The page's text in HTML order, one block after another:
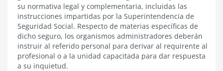
su normativa legal y complementaria, incluidas las
instrucciones impartidas por la Superintendencia de
Seguridad Social. Respecto de materias específicas de
dicho seguro, los organismos administradores deberán
instruir al referido personal para derivar al requirente al
profesional o a la unidad capacitada para dar respuesta
a su inquietud.